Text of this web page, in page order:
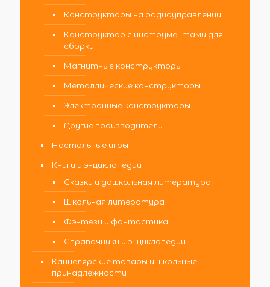
Конструкторы на радиоуправлении
Конструктор с инструментами для
сборки
Магнитные конструкторы
Металлические конструкторы
Электронные конструкторы
Другие производители
Настольные игры
Книги и энциклопедии
Сказки и дошкольная литература
Школьная литература
Фэнтези и фантастика
Справочники и энциклопедии
Канцелярские товары и школьные
принадлежности